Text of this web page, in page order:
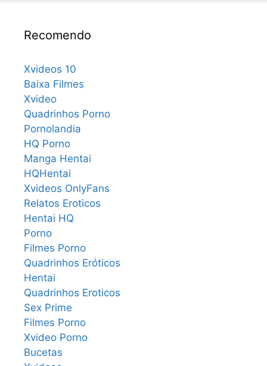
Recomendo
Xvideos 10
Baixa Filmes
Xvideo
Quadrinhos Porno
Pornolandia
HQ Porno
Manga Hentai
HQHentai
Xvideos OnlyFans
Relatos Eroticos
Hentai HQ
Porno
Filmes Porno
Quadrinhos Eróticos
Hentai
Quadrinhos Eroticos
Sex Prime
Filmes Porno
Xvideo Porno
Bucetas